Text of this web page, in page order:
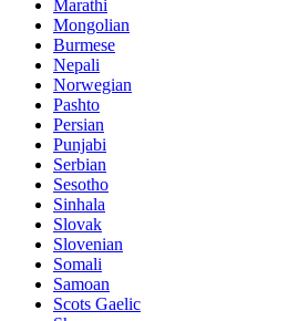
Marathi
Mongolian
Burmese
Nepali
Norwegian
Pashto
Persian
Punjabi
Serbian
Sesotho
Sinhala
Slovak
Slovenian
Somali
Samoan
Scots Gaelic